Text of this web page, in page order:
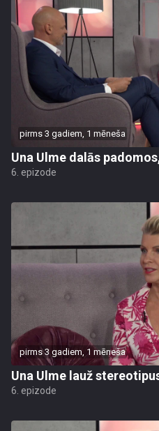
pirms 3 gadiem, 1 mēneša
Una Ulme dalās
6. epizode
pirms 3 gadiem, 1 mēneša
Una Ulme lauž
6. epizode